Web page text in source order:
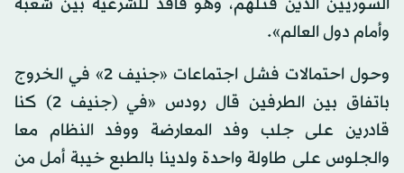
وأمام دول العالم».
وحول احتمالات فشل اجتماعات «جنيف 2» في الخروج
باتفاق بين الطرفين قال رودس «في (جنيف 2) كنا
قادرين على جلب وفد المعارضة ووفد النظام معا
والجلوس على طاولة واحدة ولدينا بالطبع خيبة أمل من